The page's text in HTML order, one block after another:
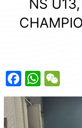
NS
F
a
c
W
h
at
e